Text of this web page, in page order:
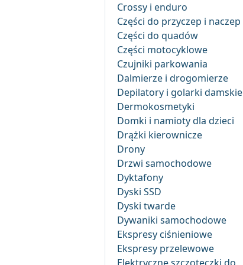
Crossy i enduro
Części do przyczep i naczep
Części do quadów
Części motocyklowe
Czujniki parkowania
Dalmierze i drogomierze
Depilatory i golarki damskie
Dermokosmetyki
Domki i namioty dla dzieci
Drążki kierownicze
Drony
Drzwi samochodowe
Dyktafony
Dyski SSD
Dyski twarde
Dywaniki samochodowe
Ekspresy ciśnieniowe
Ekspresy przelewowe